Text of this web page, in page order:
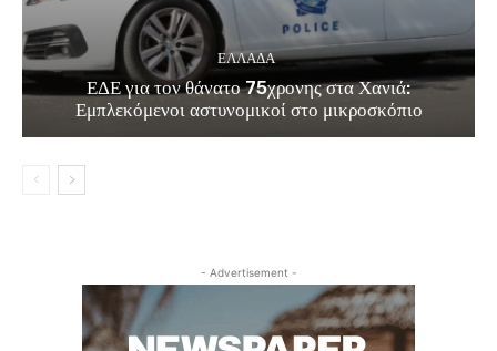
ΕΛΛΑΔΑ
ΕΔΕ για τον θάνατο 75χρονης στα Χανιά:
Εμπλεκόμενοι αστυνομικοί στο μικροσκόπιο
- Advertisement -